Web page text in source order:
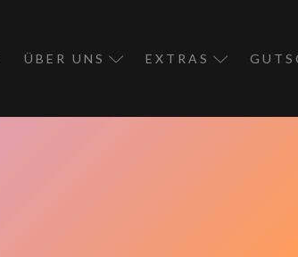
ÜBER UNS EXTRAS